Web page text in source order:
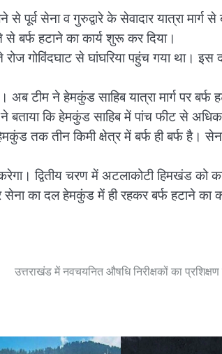
सेना व गुरुद्वारे के सेवादार यात्रा मार्ग
बर्फ हटाने का कार्य शुरू कर दिया।
रोज गोविंदघाट से घांघरिया पहुंच गया था।
टीम ने हेमकुंड साहिब यात्रा मार्ग पर बर्फ
कि हेमकुंड साहिब में पांच फीट से
तक तीन किमी क्षेत्र में बर्फ ही बर्फ है। सेना
द्वितीय चरण में अटलाकोटी हिमखंड को
सेना का दल हेमकुंड में ही रहकर बर्फ हटाने का
उत्तराखंड में नवचयनित औषधि निरीक्षकों का प्रशिक्षण